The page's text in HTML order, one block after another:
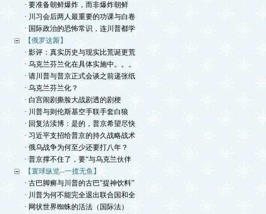
· 要准备朝鲜爆炸，而非爆炸朝鲜
· 川习会后两人最重要的功课与白卷
· 国际政治的恐怖常识，连川普都学
【俄罗这厮】
· 影评：真实历史与现实比荒诞更荒
· 乌克兰芬兰化在具体实施中。。。
· 请川普与普京正式会谈之前递张纸
· 乌克兰芬兰化？
· 白宫闹剧撕脸大战剧透的剧梗
· 川普与则伦斯基空手联手套白狼
· 回复沽渎博：是的，普京希望尽快
· 习近平支招给普京的持久战略战术
· 俄乌战争为何至少还要打八年？
· 普京撑不住了，要“与乌克兰伙伴
【寰球纵览--一揽无鱼】
· 古巴脚癣与川普的古巴"提神饮料”
· 川普为何不能完全退出联合国和全
· 网状世界蜘蛛的活法（国际法）